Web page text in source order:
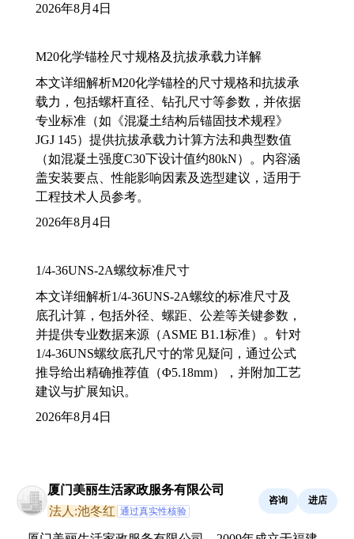
2026年8月4日
M20化学锚栓尺寸规格及抗拔承载力详解
本文详细解析M20化学锚栓的尺寸规格和抗拔承
载力，包括螺杆直径、钻孔尺寸等参数，并依据
专业标准（如《混凝土结构后锚固技术规程》
JGJ 145）提供抗拔承载力计算方法和典型数值
（如混凝土强度C30下设计值约80kN）。内容涵
盖安装要点、性能影响因素及选型建议，适用于
工程技术人员参考。
2026年8月4日
1/4-36UNS-2A螺纹标准尺寸
本文详细解析1/4-36UNS-2A螺纹的标准尺寸及
底孔计算，包括外径、螺距、公差等关键参数，
并提供专业数据来源（ASME B1.1标准）。针对
1/4-36UNS螺纹底孔尺寸的常见疑问，通过公式
推导给出精确推荐值（Φ5.18mm），并附加工艺
建议与扩展知识。
2026年8月4日
厦门美丽生活家政服务有限公司
法人:池冬红 通过真实性核验
咨询 进店